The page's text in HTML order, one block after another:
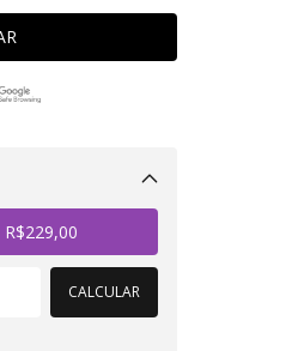
R$229,00
CALCULAR